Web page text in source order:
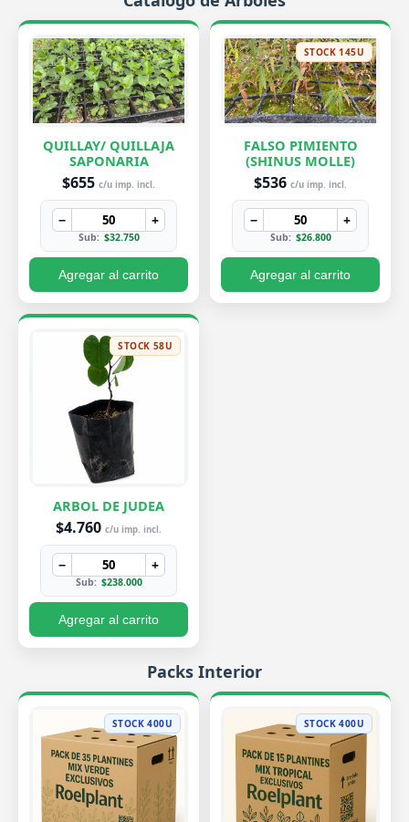
QUILLAY/ QUILLAJA
SAPONARIA
$655 c/u imp. incl.
− +
Sub: $32.750
Agregar al carrito
STOCK 145U
FALSO PIMIENTO
(SHINUS MOLLE)
$536 c/u imp. incl.
− +
Sub: $26.800
Agregar al carrito
STOCK 58U
ARBOL DE JUDEA
$4.760 c/u imp. incl.
− +
Sub: $238.000
Agregar al carrito
Packs Interior
STOCK 400U STOCK 400U